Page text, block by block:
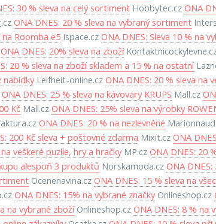
30 % sleva na celý sortimentHobbytec.cz ONA
ONA DNES: 20 % sleva na vybraný sortiment
na Roomba e5Ispace.cz ONA DNES: Sleva 10 % na
ONA DNES: 20% sleva na zboží
20 % sleva na zboží skladem a 15 % na ostatní
nabídkyLeifheit-online.cz ONA DNES: 20 % sleva na
ONA DNES: 25 % sleva na kávovary KRUPS Mall.cz
KčMall.cz ONA DNES: 25% sleva na výrobky
ONA DNES: 20 % na nezlevněné
200 Kč sleva + poštovné zdarma Mixit.cz ONA
veškeré puzlle, hry a hračkyMP.cz ONA DNES: 20
alespoň 3 produktů Norskamoda.cz ONA DNES:
Ocenenavina.cz ONA DNES: 15 % sleva na
ONA DNES: 15% na vybrané značkyOnlineshop.cz
na vybrané zbožíOnlineshop.cz ONA DNES: 8 % na